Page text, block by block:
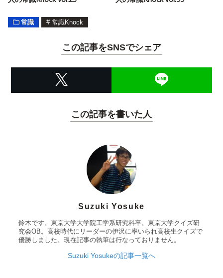
常識 # 常識Knock
この記事をSNSでシェア
この記事を書いた人
Suzuki Yosuke
鈴木です。東京大学大学院工学系研究科卒。東京大学クイズ研
究会OB。高校時代にリーダーの伊沢に率いられ高校生クイズで
優勝しました。現在記事の執筆は行なっておりません。
Suzuki Yosukeの記事一覧へ